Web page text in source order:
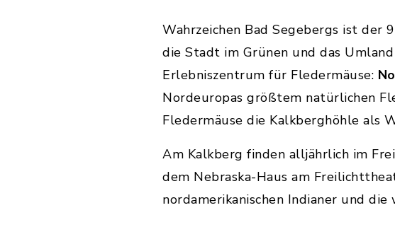
Wahrzeichen Bad Segebergs ist der
die Stadt im Grünen und das
Erlebniszentrum für Fledermäuse:
Nordeuropas größtem natürlichen
Fledermäuse die Kalkberghöhle als
Am Kalkberg finden alljährlich im
dem Nebraska-Haus am
nordamerikanischen Indianer und die